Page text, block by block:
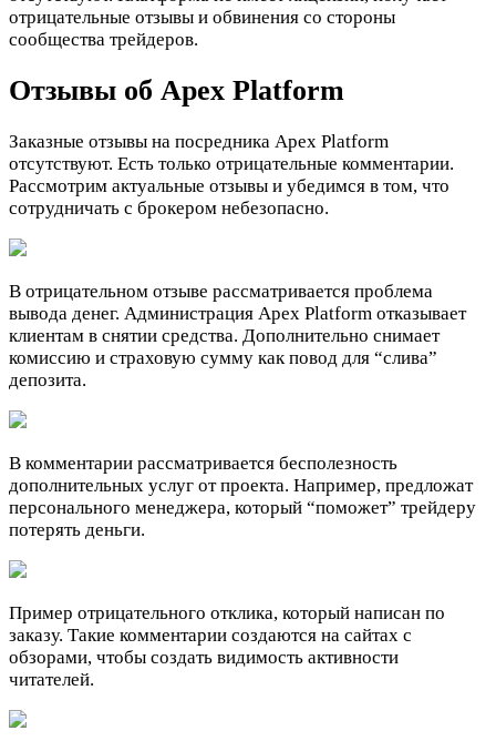
отрицательные отзывы и обвинения со стороны
сообщества трейдеров.
Отзывы об Apex Platform
Заказные отзывы на посредника Apex Platform
отсутствуют. Есть только отрицательные комментарии.
Рассмотрим актуальные отзывы и убедимся в том, что
сотрудничать с брокером небезопасно.
В отрицательном отзыве рассматривается проблема
вывода денег. Администрация Apex Platform отказывает
клиентам в снятии средства. Дополнительно снимает
комиссию и страховую сумму как повод для “слива”
депозита.
В комментарии рассматривается бесполезность
дополнительных услуг от проекта. Например, предложат
персонального менеджера, который “поможет” трейдеру
потерять деньги.
Пример отрицательного отклика, который написан по
заказу. Такие комментарии создаются на сайтах с
обзорами, чтобы создать видимость активности
читателей.